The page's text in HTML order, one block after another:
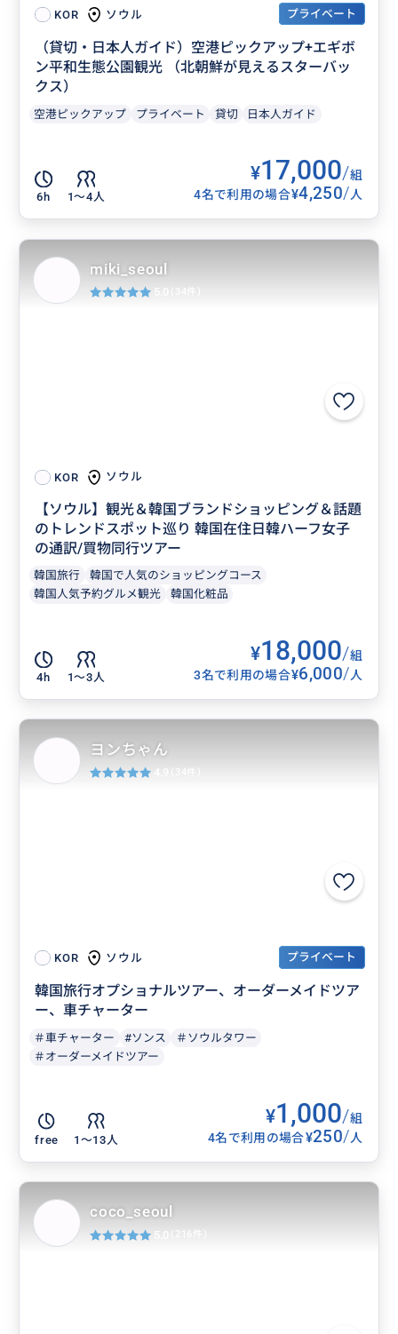
KOR ソウル プライベート
（貸切・日本人ガイド）空港ピックアップ+エギボ
ン平和生態公園観光 （北朝鮮が見えるスターバッ
クス）
空港ピックアップ プライベート 貸切 日本人ガイド
6h 1〜4人
¥17,000/組
4名で利用の場合¥4,250/人
KOR ソウル
【ソウル】観光＆韓国ブランドショッピング＆話題
のトレンドスポット巡り 韓国在住日韓ハーフ女子
の通訳/買物同行ツアー
韓国旅行
韓国で人気のショッピングコース
韓国人気予約グルメ観光
韓国化粧品
4h 1〜3人
¥18,000/組
3名で利用の場合¥6,000/人
miki_seoul
5.0 (34件)
KOR ソウル プライベート
韓国旅行オプショナルツアー、オーダーメイドツア
ー、車チャーター
＃車チャーター #ソンス
＃ソウルタワー
＃オーダーメイドツアー
free 1〜13人
¥1,000/組
4名で利用の場合¥250/人
ヨンちゃん
4.9 (34件)
coco_seoul
5.0 (216件)